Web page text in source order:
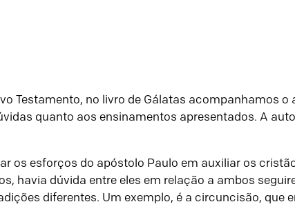
Testamento, no livro de Gálatas acompanhamos o
quanto aos ensinamentos apresentados. A
os esforços do apóstolo Paulo em auxiliar os
havia dúvida entre eles em relação a ambos
diferentes. Um exemplo, é a circuncisão, que